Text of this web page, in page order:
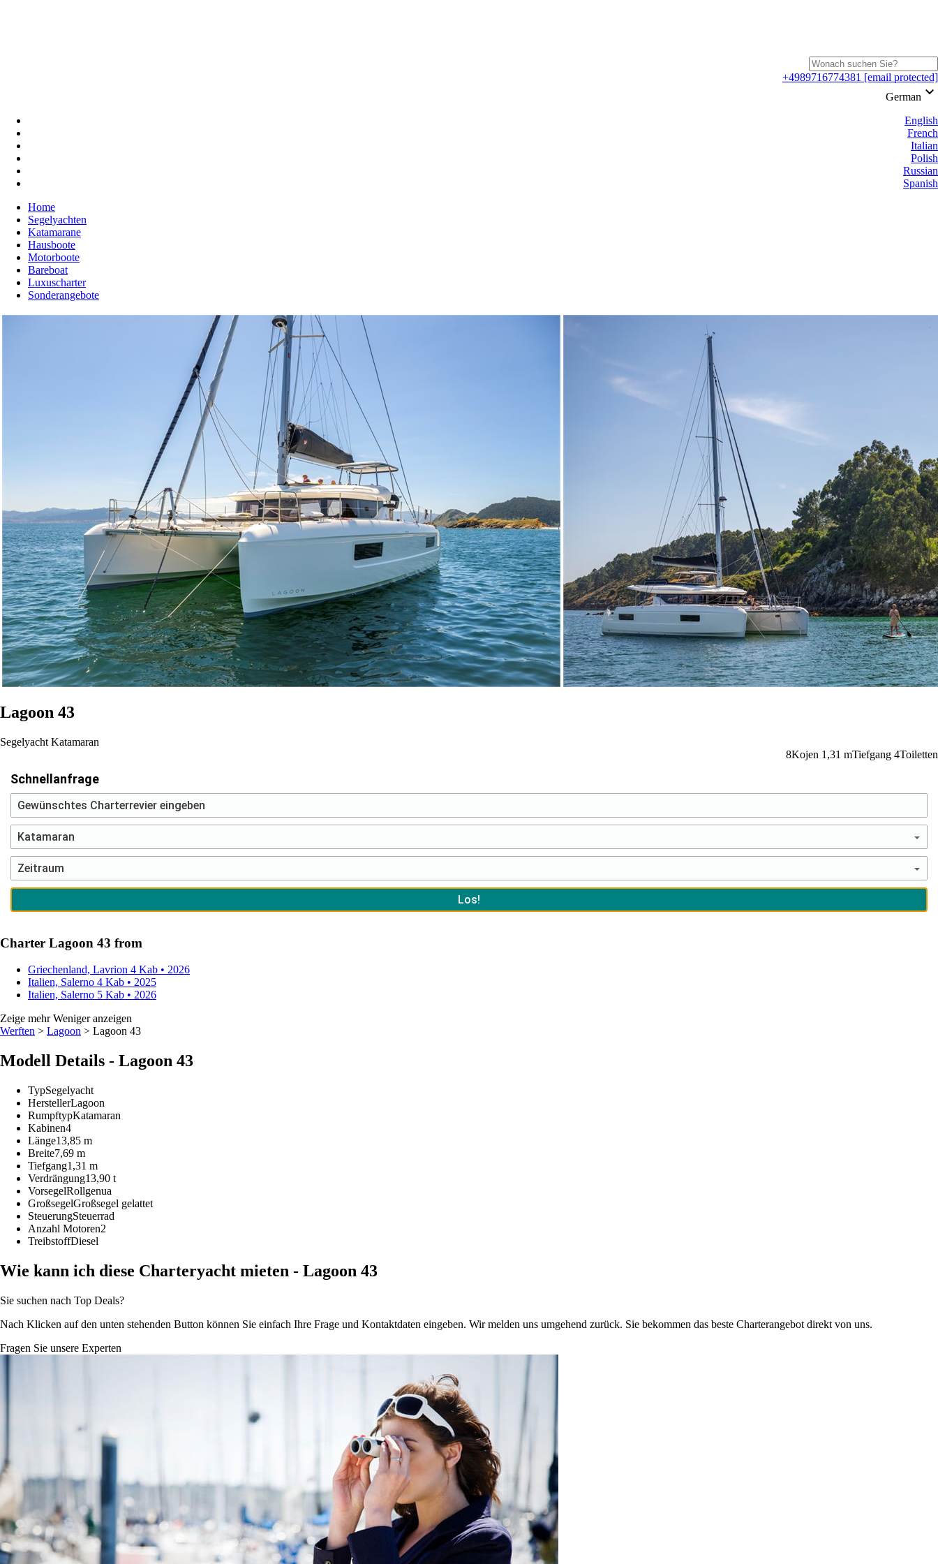
+4989716774381 [email protected]
German keyboard_arrow_down
English
French
Italian
Polish
Russian
Spanish
Home
Segelyachten
Katamarane
Hausboote
Motorboote
Bareboat
Luxuscharter
Sonderangebote
Lagoon 43
Segelyacht Katamaran
8Kojen 1,31 mTiefgang 4Toiletten
Schnellanfrage
Charter Lagoon 43 from
Griechenland, Lavrion 4 Kab • 2026
Italien, Salerno 4 Kab • 2025
Italien, Salerno 5 Kab • 2026
Zeige mehr Weniger anzeigen
Werften > Lagoon > Lagoon 43
Modell Details - Lagoon 43
TypSegelyacht
HerstellerLagoon
RumpftypKatamaran
Kabinen4
Länge13,85 m
Breite7,69 m
Tiefgang1,31 m
Verdrängung13,90 t
VorsegelRollgenua
GroßsegelGroßsegel gelattet
SteuerungSteuerrad
Anzahl Motoren2
TreibstoffDiesel
Wie kann ich diese Charteryacht mieten - Lagoon 43
Sie suchen nach Top Deals?
Nach Klicken auf den unten stehenden Button können Sie einfach Ihre Frage und Kontaktdaten eingeben. Wir melden uns umgehend zurück. Sie bekommen das beste Charterangebot direkt von uns.
Fragen Sie unsere Experten